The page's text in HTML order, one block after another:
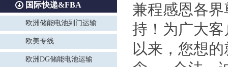
国际快递&FBA
欧洲储能电池到门运输
欧美专线
欧洲DG储能电池运输
兼程感恩各
持！为广大
以来，您想